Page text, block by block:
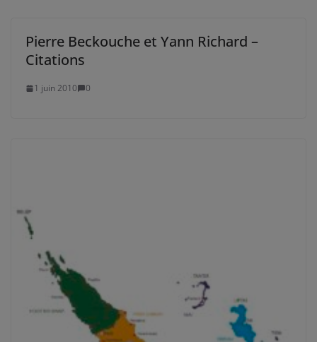
Pierre Beckouche et Yann Richard –
Citations
1 juin 2010 0